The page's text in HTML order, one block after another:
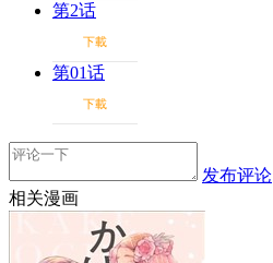
第2话
下載
第01话
下載
发布评论
相关漫画